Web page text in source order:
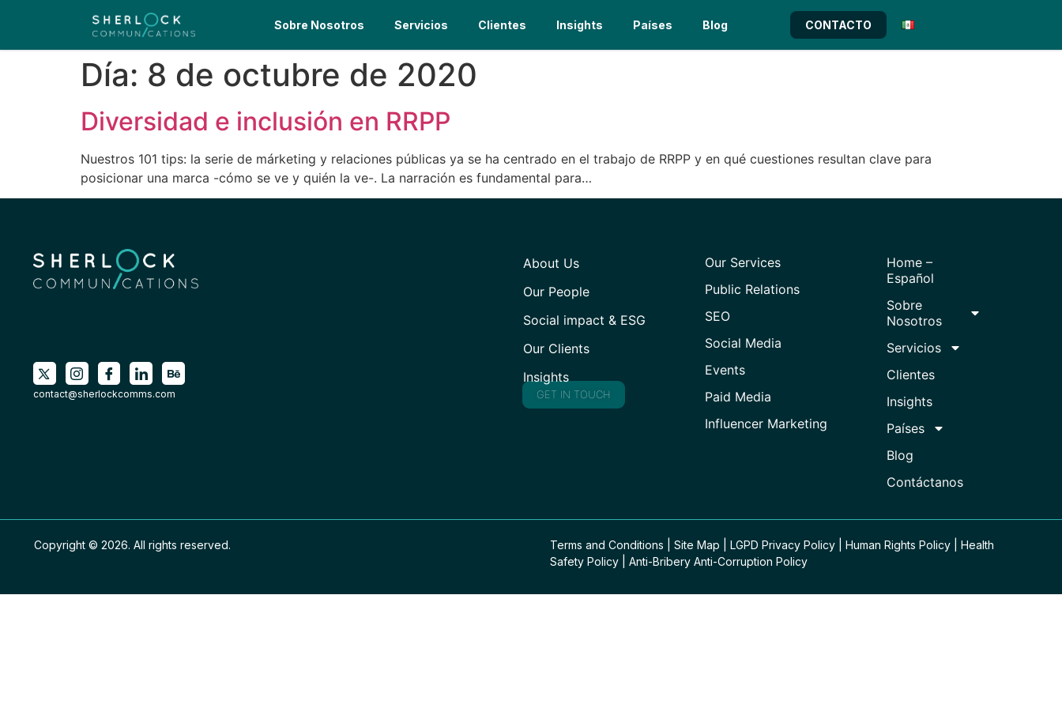
Sobre Nosotros Servicios Clientes Insights Países Blog CONTACTO
Día: 8 de octubre de 2020
Diversidad e inclusión en RRPP
Nuestros 101 tips: la serie de márketing y relaciones públicas ya se ha centrado en el trabajo de RRPP y en qué cuestiones resultan clave para
posicionar una marca -cómo se ve y quién la ve-. La narración es fundamental para…
contact@sherlockcomms.com
About Us
Our People
Social impact & ESG
Our Clients
Insights
GET IN TOUCH
Our Services
Public Relations
SEO
Social Media
Events
Paid Media
Influencer Marketing
Home –
Español
Sobre
Nosotros
Servicios
Clientes
Insights
Países
Blog
Contáctanos
Copyright © 2026. All rights reserved. Terms and Conditions Site Map LGPD Privacy Policy| Human Rights Policy| Health
Safety Policy| Anti-Bribery Anti-Corruption Policy